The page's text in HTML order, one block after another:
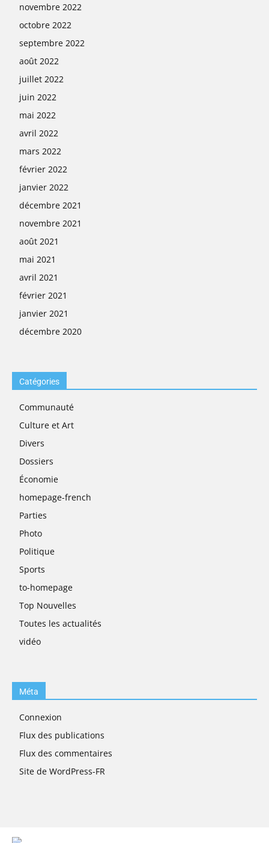
novembre 2022
octobre 2022
septembre 2022
août 2022
juillet 2022
juin 2022
mai 2022
avril 2022
mars 2022
février 2022
janvier 2022
décembre 2021
novembre 2021
août 2021
mai 2021
avril 2021
février 2021
janvier 2021
décembre 2020
Catégories
Communauté
Culture et Art
Divers
Dossiers
Économie
homepage-french
Parties
Photo
Politique
Sports
to-homepage
Top Nouvelles
Toutes les actualités
vidéo
Méta
Connexion
Flux des publications
Flux des commentaires
Site de WordPress-FR